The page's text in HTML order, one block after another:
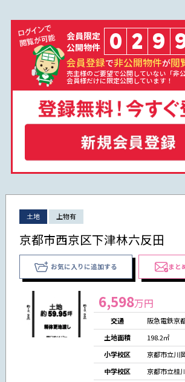
会員限定
公開物件
0 2 9
会員登録で非公開物件が閲
売主様のご要望で公開していない「非
会員様だけに限定公開しています！
土地 上物有
京都市西京区下津林六反田
お気に入りに追加する まと
6,598万円
交通
阪急電鉄
土地面積
198.2㎡
小学校区
京都市立川
中学校区
京都市立桂